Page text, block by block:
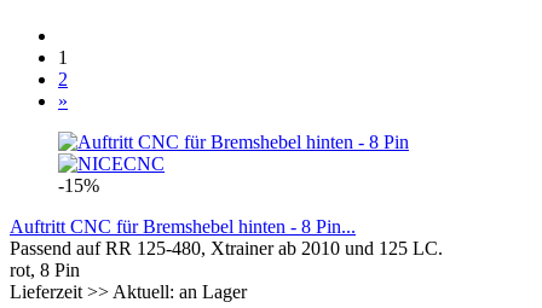
1
2
»
-15%
Auftritt CNC für Bremshebel hinten - 8 Pin...
Passend auf RR 125-480, Xtrainer ab 2010 und 125 LC.
rot, 8 Pin
Lieferzeit >> Aktuell: an Lager